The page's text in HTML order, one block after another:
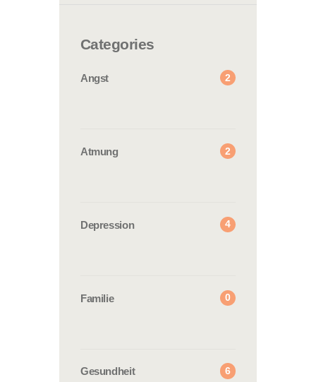
Categories
Angst 2
Atmung 2
Depression 4
Familie 0
Gesundheit 6